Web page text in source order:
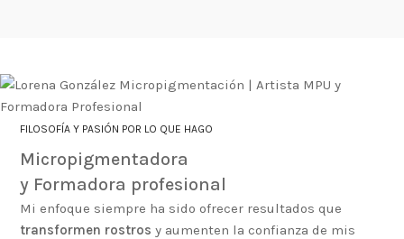
FILOSOFÍA Y PASIÓN POR LO QUE HAGO
Micropigmentadora
y Formadora profesional
Mi enfoque siempre ha sido ofrecer resultados que
transformen rostros y aumenten la confianza de mis